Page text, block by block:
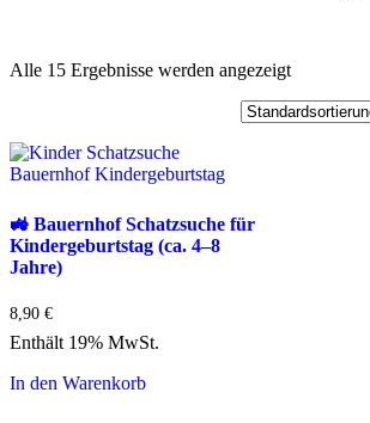
Alle 15 Ergebnisse werden angezeigt
🚜 Bauernhof Schatzsuche für
Kindergeburtstag (ca. 4–8
Jahre)
8,90 €
Enthält 19% MwSt.
In den Warenkorb